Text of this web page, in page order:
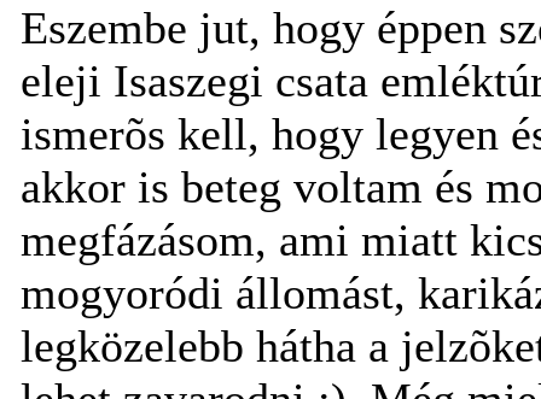
Eszembe jut, hogy éppen
eleji Isaszegi csata
ismerõs kell, hogy legyen
akkor is beteg voltam és
megfázásom, ami miatt
mogyoródi állomást,
legközelebb hátha a